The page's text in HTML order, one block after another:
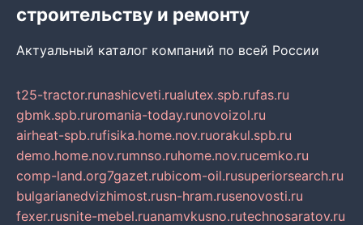
строительству и ремонту
Актуальный каталог компаний по всей России
t25-tractor.runashicveti.rualutex.spb.rufas.ru
gbmk.spb.ruromania-today.runovoizol.ru
airheat-spb.rufisika.home.nov.ruorakul.spb.ru
demo.home.nov.rumnso.ruhome.nov.rucemko.ru
comp-land.org7gazet.rubicom-oil.rusuperiorsearch.ru
bulgarianedvizhimost.rusn-hram.rusenovosti.ru
fexer.rusnite-mebel.ruanamvkusno.rutechnosaratov.ru